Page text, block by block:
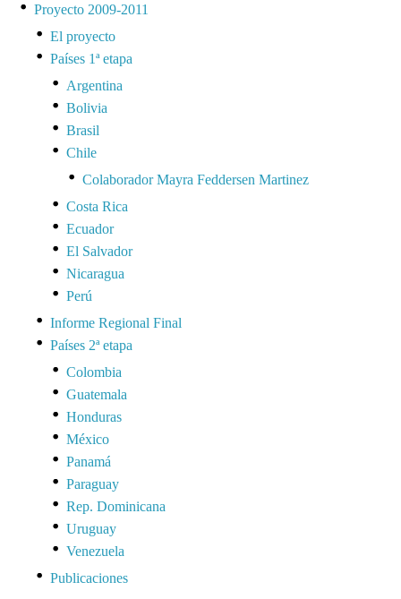
Proyecto 2009-2011
El proyecto
Países 1ª etapa
Argentina
Bolivia
Brasil
Chile
Colaborador Mayra Feddersen Martinez
Costa Rica
Ecuador
El Salvador
Nicaragua
Perú
Informe Regional Final
Países 2ª etapa
Colombia
Guatemala
Honduras
México
Panamá
Paraguay
Rep. Dominicana
Uruguay
Venezuela
Publicaciones